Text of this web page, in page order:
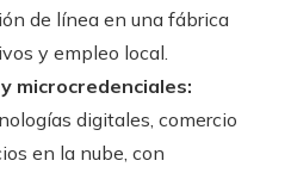
de línea en una fábrica
y empleo local.
microcredenciales:
digitales, comercio
en la nube, con